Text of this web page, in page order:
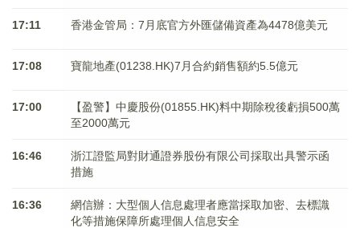
17:11 香港金管局：7月底官方外匯儲備資產為4478億美元
17:08 寶龍地產(01238.HK)7月合約銷售額約5.5億元
17:00
【盈警】中慶股份(01855.HK)料中期除稅後虧損500萬
至2000萬元
16:46
浙江證監局對財通證券股份有限公司採取出具警示函
措施
16:36
網信辦：大型個人信息處理者應當採取加密、去標識
化等措施保障所處理個人信息安全